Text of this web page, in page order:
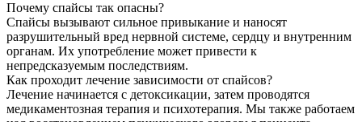
Почему спайсы так опасны?
Спайсы вызывают сильное привыкание и наносят
разрушительный вред нервной системе, сердцу и внутренним
органам. Их употребление может привести к
непредсказуемым последствиям.
Как проходит лечение зависимости от спайсов?
Лечение начинается с детоксикации, затем проводятся
медикаментозная терапия и психотерапия. Мы также работаем